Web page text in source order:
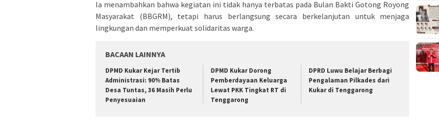
Ia menambahkan bahwa kegiatan ini tidak hanya terbatas pada Bulan Bakti Gotong Royong
Masyarakat (BBGRM), tetapi harus berlangsung secara berkelanjutan untuk menjaga
lingkungan dan memperkuat solidaritas warga.
BACAAN LAINNYA
DPMD Kukar Kejar Tertib
Administrasi: 90% Batas
Desa Tuntas, 36 Masih Perlu
Penyesuaian
DPMD Kukar Dorong
Pemberdayaan Keluarga
Lewat PKK Tingkat RT di
Tenggarong
DPRD Luwu Belajar Berbagi
Pengalaman Pilkades dari
Kukar di Tenggarong